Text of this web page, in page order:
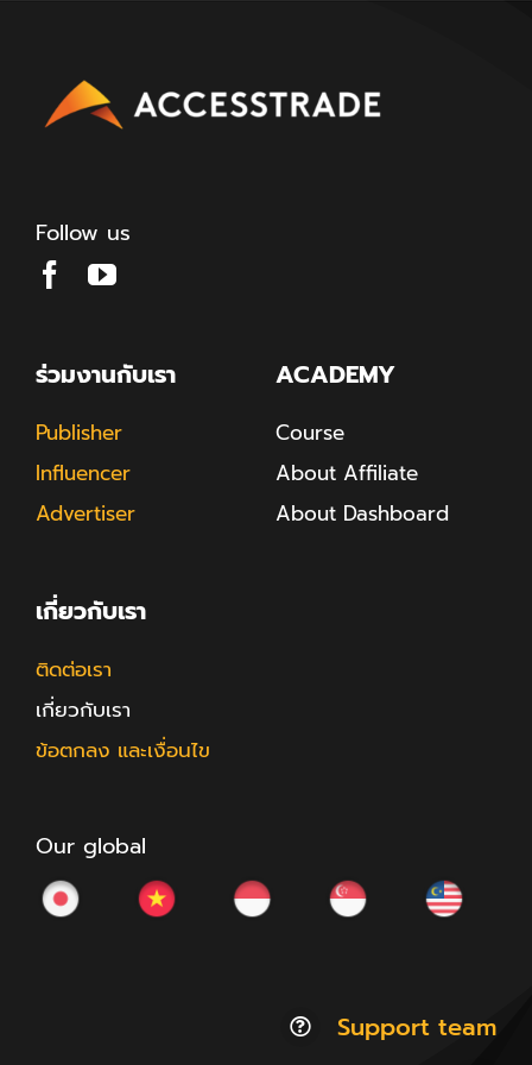
Follow us
ร่วมงานกับเรา
Publisher
Influencer
Advertiser
ACADEMY
Course
About Affiliate
About Dashboard
เกี่ยวกับเรา
ติดต่อเรา
เกี่ยวกับเรา
ข้อตกลง และเงื่อนไข
Our global
Support team